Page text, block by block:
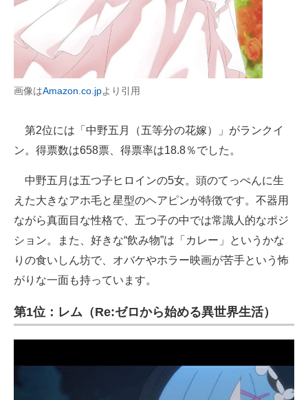
画像はAmazon.co.jpより引用
第2位には「中野五月（五等分の花嫁）」がランクイ
ン。得票数は658票、得票率は18.8％でした。
中野五月は五つ子ヒロインの5女。頭のてっぺんに生
えた大きなアホ毛と星型のヘアピンが特徴です。不器用
ながら真面目な性格で、五つ子の中では常識人的なポジ
ション。また、好きな“飲み物”は「カレー」というかな
りの食いしん坊で、オバケやホラー映画が苦手という怖
がりな一面も持っています。
第1位：レム（Re:ゼロから始める異世界生活）